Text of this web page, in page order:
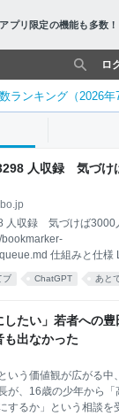
アプリ限定の機能も多数！
ロ
ランキング（2026年7
人収録 気づけ
人収録 気づけば3000
bookmarker-
仕組みと仕様
載 https://bookmarker-
it-works/ ChatGPT
1人あたり17円、Solな
円ですよ！破産し
Solでも使い放題素晴
ブ ChatGPT あと
したい」若者への
も出なかった
いう価値観が広がる中
が、16歳の少年から「
するか」という相談を